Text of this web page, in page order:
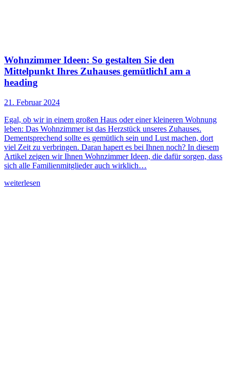
Wohnzimmer Ideen: So gestalten Sie den
Mittelpunkt Ihres Zuhauses gemütlichI am a
heading
21. Februar 2024
Egal, ob wir in einem großen Haus oder einer kleineren Wohnung
leben: Das Wohnzimmer ist das Herzstück unseres Zuhauses.
Dementsprechend sollte es gemütlich sein und Lust machen, dort
viel Zeit zu verbringen. Daran hapert es bei Ihnen noch? In diesem
Artikel zeigen wir Ihnen Wohnzimmer Ideen, die dafür sorgen, dass
sich alle Familienmitglieder auch wirklich…
weiterlesen